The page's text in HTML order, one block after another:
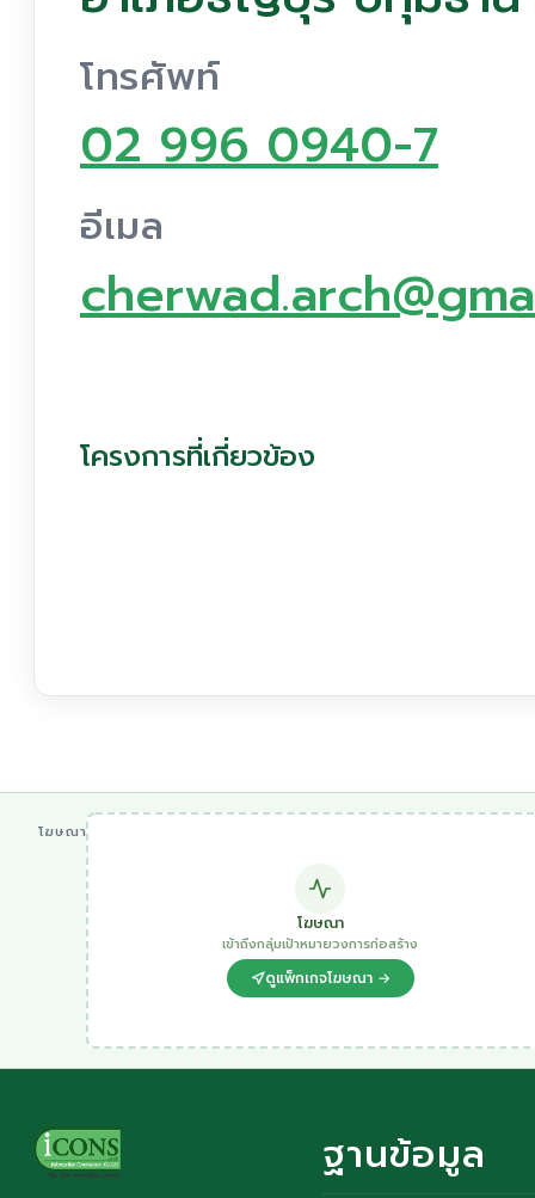
โทรศัพท์
02 996 0940-7
อีเมล
โครงการที่เกี่ยวข้อง
โฆษณา
โฆษณา
เข้าถึงกลุ่มเป้าหมายวงการก่อสร้าง
ดูแพ็กเกจโฆษณา →
ฐานข้อมูล